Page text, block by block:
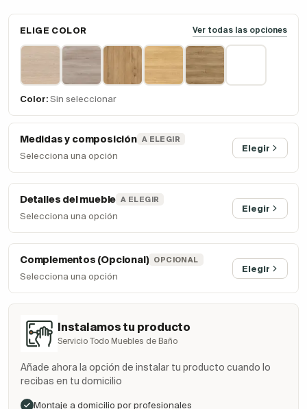
ELIGE COLOR Ver todas las opciones
Color: Sin seleccionar
Medidas y composición A ELEGIR
Selecciona una opción
Elegir
Detalles del mueble A ELEGIR
Selecciona una opción
Elegir
Complementos (Opcional) OPCIONAL
Selecciona una opción
Elegir
Instalamos tu producto
Servicio Todo Muebles de Baño
Añade ahora la opción de instalar tu producto cuando lo
recibas en tu domicilio
Montaje a domicilio por profesionales